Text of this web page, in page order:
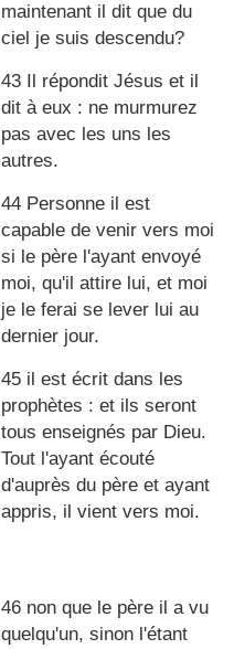
maintenant il dit que du
ciel je suis descendu?
43 Il répondit Jésus et il
dit à eux : ne murmurez
pas avec les uns les
autres.
44 Personne il est
capable de venir vers moi
si le père l'ayant envoyé
moi, qu'il attire lui, et moi
je le ferai se lever lui au
dernier jour.
45 il est écrit dans les
prophètes : et ils seront
tous enseignés par Dieu.
Tout l'ayant écouté
d'auprès du père et ayant
appris, il vient vers moi.
46 non que le père il a vu
quelqu'un, sinon l'étant